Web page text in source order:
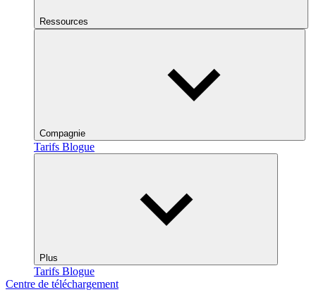
Ressources
Compagnie
Tarifs Blogue
Plus
Tarifs Blogue
Centre de téléchargement